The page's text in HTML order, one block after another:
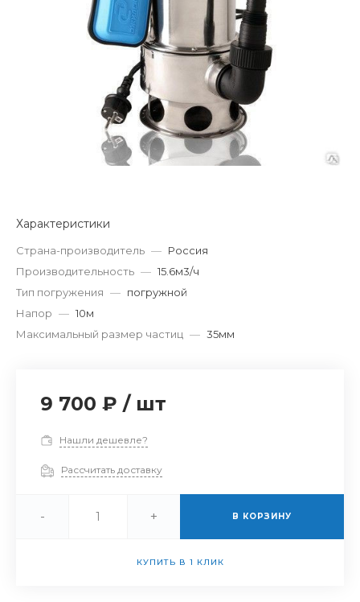
Характеристики
Страна-производитель — Россия
Производительность — 15.6м3/ч
Тип погружения — погружной
Напор — 10м
Максимальный размер частиц — 35мм
9 700 ₽ / шт
Нашли дешевле?
Рассчитать доставку
- + В КОРЗИНУ
КУПИТЬ В 1 КЛИК